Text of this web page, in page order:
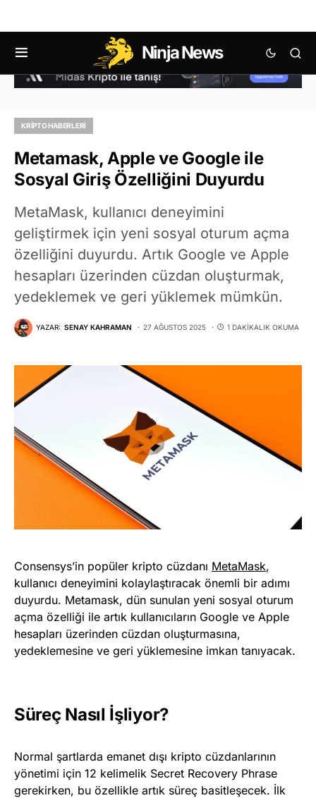
Ninja News
KRIPTO HABERLERI
Metamask, Apple ve Google ile
Sosyal Giriş Özelliğini Duyurdu
MetaMask, kullanıcı deneyimini
geliştirmek için yeni sosyal oturum açma
özelliğini duyurdu. Artık Google ve Apple
hesapları üzerinden cüzdan oluşturmak,
yedeklemek ve geri yüklemek mümkün.
YAZAR: SENAY KAHRAMAN 27 AĞUSTOS 2025 1 DAKIKALIK OKUMA
Consensys’in popüler kripto cüzdanı MetaMask,
kullanıcı deneyimini kolaylaştıracak önemli bir adımı
duyurdu. Metamask, dün sunulan yeni sosyal oturum
açma özelliği ile artık kullanıcıların Google ve Apple
hesapları üzerinden cüzdan oluşturmasına,
yedeklemesine ve geri yüklemesine imkan tanıyacak.
Süreç Nasıl İşliyor?
Normal şartlarda emanet dışı kripto cüzdanlarının
yönetimi için 12 kelimelik Secret Recovery Phrase
gerekirken, bu özellikle artık süreç basitleşecek. İlk